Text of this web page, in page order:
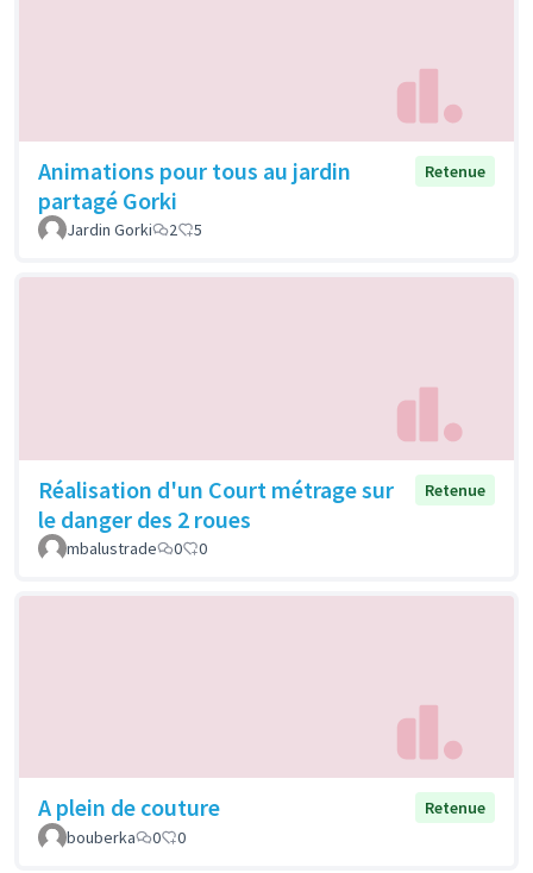
Animations pour tous au jardin
partagé Gorki
Retenue
Jardin Gorki 2 5
Réalisation d'un Court métrage sur
le danger des 2 roues
Retenue
mbalustrade 0 0
A plein de couture
Retenue
bouberka
0 0